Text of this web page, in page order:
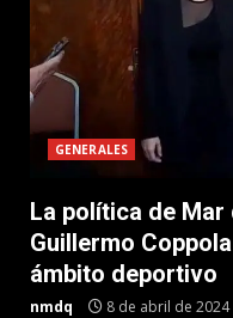
GENERALES
La política de Mar
Guillermo
ámbito deportivo
nmdq 8 de abril de 2024